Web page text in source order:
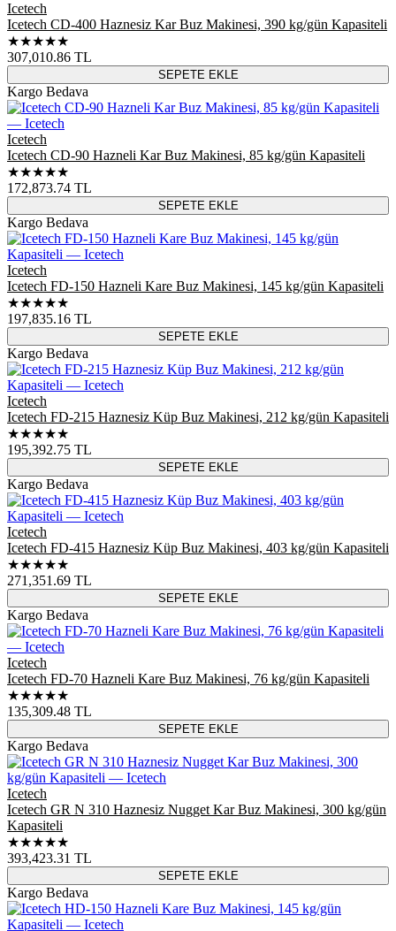
Icetech
Icetech CD-400 Haznesiz Kar Buz Makinesi, 390 kg/gün Kapasiteli
★★★★★
307,010.86 TL
SEPETE EKLE
Kargo Bedava
Icetech
Icetech CD-90 Hazneli Kar Buz Makinesi, 85 kg/gün Kapasiteli
★★★★★
172,873.74 TL
SEPETE EKLE
Kargo Bedava
Icetech
Icetech FD-150 Hazneli Kare Buz Makinesi, 145 kg/gün Kapasiteli
★★★★★
197,835.16 TL
SEPETE EKLE
Kargo Bedava
Icetech
Icetech FD-215 Haznesiz Küp Buz Makinesi, 212 kg/gün Kapasiteli
★★★★★
195,392.75 TL
SEPETE EKLE
Kargo Bedava
Icetech
Icetech FD-415 Haznesiz Küp Buz Makinesi, 403 kg/gün Kapasiteli
★★★★★
271,351.69 TL
SEPETE EKLE
Kargo Bedava
Icetech
Icetech FD-70 Hazneli Kare Buz Makinesi, 76 kg/gün Kapasiteli
★★★★★
135,309.48 TL
SEPETE EKLE
Kargo Bedava
Icetech
Icetech GR N 310 Haznesiz Nugget Kar Buz Makinesi, 300 kg/gün
Kapasiteli
★★★★★
393,423.31 TL
SEPETE EKLE
Kargo Bedava